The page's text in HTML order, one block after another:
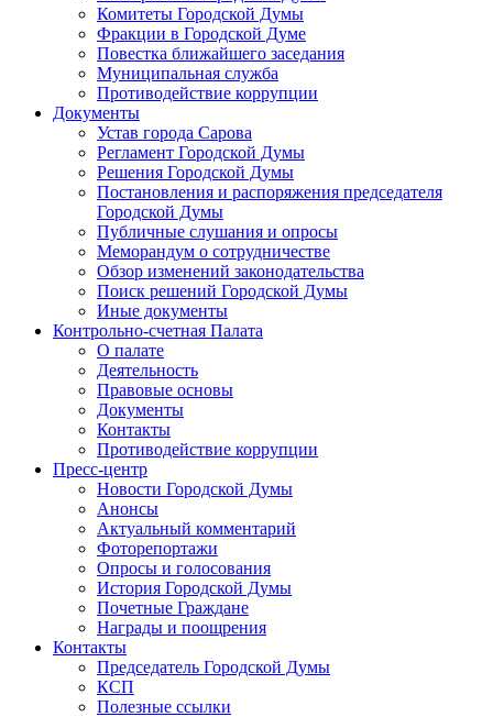
Комитеты Городской Думы
Фракции в Городской Думе
Повестка ближайшего заседания
Муниципальная служба
Противодействие коррупции
Документы
Устав города Сарова
Регламент Городской Думы
Решения Городской Думы
Постановления и распоряжения председателя
Городской Думы
Публичные слушания и опросы
Меморандум о сотрудничестве
Обзор изменений законодательства
Поиск решений Городской Думы
Иные документы
Контрольно-счетная Палата
О палате
Деятельность
Правовые основы
Документы
Контакты
Противодействие коррупции
Пресс-центр
Новости Городской Думы
Анонсы
Актуальный комментарий
Фоторепортажи
Опросы и голосования
История Городской Думы
Почетные Граждане
Награды и поощрения
Контакты
Председатель Городской Думы
КСП
Полезные ссылки